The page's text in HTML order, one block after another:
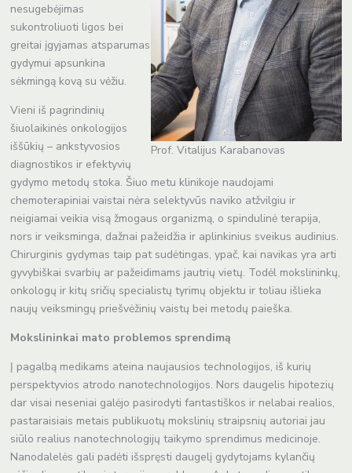
Prof. Vitalijus Karabanovas
nesugebėjimas
sukontroliuoti ligos bei
greitai įgyjamas atsparumas
gydymui apsunkina
sėkmingą kovą su vėžiu.
Vieni iš pagrindinių
šiuolaikinės onkologijos
iššūkių – ankstyvosios
diagnostikos ir efektyvių
gydymo metodų stoka. Šiuo metu klinikoje naudojami
chemoterapiniai vaistai nėra selektyvūs naviko atžvilgiu ir
neigiamai veikia visą žmogaus organizmą, o spindulinė terapija,
nors ir veiksminga, dažnai pažeidžia ir aplinkinius sveikus audinius.
Chirurginis gydymas taip pat sudėtingas, ypač, kai navikas yra arti
gyvybiškai svarbių ar pažeidimams jautrių vietų. Todėl mokslininkų,
onkologų ir kitų sričių specialistų tyrimų objektu ir toliau išlieka
naujų veiksmingų priešvėžinių vaistų bei metodų paieška.
Mokslininkai mato problemos sprendimą
Į pagalbą medikams ateina naujausios technologijos, iš kurių
perspektyvios atrodo nanotechnologijos. Nors daugelis hipotezių
dar visai neseniai galėjo pasirodyti fantastiškos ir nelabai realios,
pastaraisiais metais publikuotų mokslinių straipsnių autoriai jau
siūlo realius nanotechnologijų taikymo sprendimus medicinoje.
Nanodalelės gali padėti išspręsti daugelį gydytojams kylančių